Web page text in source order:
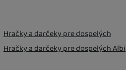
Hračky a darčeky pre dospelých
Hračky a darčeky pre dospelých Albi